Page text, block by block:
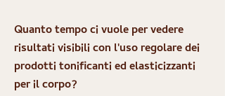
Quanto tempo ci vuole per vedere
risultati visibili con l'uso regolare dei
prodotti tonificanti ed elasticizzanti
per il corpo?